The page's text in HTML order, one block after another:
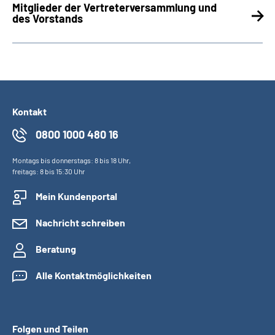
Mitglieder der Vertreterversammlung und
des Vorstands
Kontakt
0800 1000 480 16
Montags bis donnerstags: 8 bis 18 Uhr,
freitags: 8 bis 15:30 Uhr
Mein Kundenportal
Nachricht schreiben
Beratung
Alle Kontaktmöglichkeiten
Folgen und Teilen